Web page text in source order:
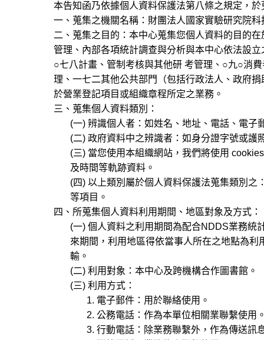
本告知函乃依據個人資料保護法第八條之規定，
一、蒐集之機關名稱：財團法人國家實驗研究院
二、蒐集之目的：本中心蒐集您個人資料的目的
管理、內部各項統計調查與分析與本中心依法設
○七八計畫、管制考核與其他研 考管理、○九○消
理、一七二其他公共部門（包括行政法人、政府
於營業登記項目或組織章程所定之業務。
三、蒐集個人資料類別：
(一) 辨識個人者：如姓名、地址、電話、電子
(二) 政府資料中之辨識者：如身分證字號或護
(三) 當您使用本組織網站，我們將使用 cookies
及時間等軌跡資料。
(四) 以上類別屬於個人資料保護法蒐集類別之
等項目。
四、所蒐集個人資料利用期間、地區對象及方式：
(一) 個人資料之利用期間為配合NDDS業務統
來期間，利用地區得依當事人所在之地點為利
輸。
(二) 利用對象：本中心及跨機構合作圖書館。
(三) 利用方式：
1. 電子郵件：用於聯絡使用。
2. 公務電話：作為本單位相關業聯繫使用
3. 行動電話：除業務聯繫外，作為傳送訊